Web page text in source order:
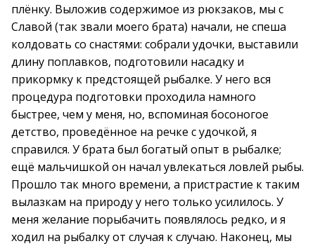
плёнку. Выложив содержимое из рюкзаков, мы с
Славой (так звали моего брата) начали, не спеша
колдовать со снастями: собрали удочки, выставили
длину поплавков, подготовили насадку и
прикормку к предстоящей рыбалке. У него вся
процедура подготовки проходила намного
быстрее, чем у меня, но, вспоминая босоногое
детство, проведённое на речке с удочкой, я
справился. У брата был богатый опыт в рыбалке;
ещё мальчишкой он начал увлекаться ловлей рыбы.
Прошло так много времени, а пристрастие к таким
вылазкам на природу у него только усилилось. У
меня желание порыбачить появлялось редко, и я
ходил на рыбалку от случая к случаю. Наконец, мы